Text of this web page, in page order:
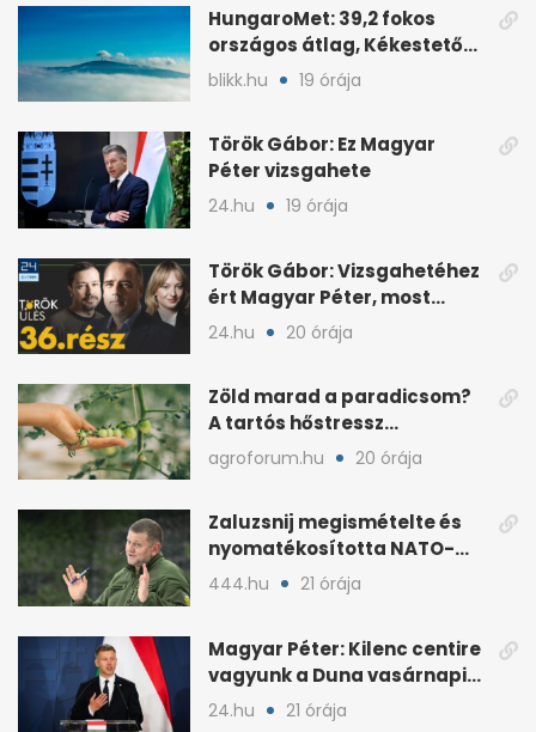
HungaroMet: 39,2 fokos
országos átlag, Kékestetőn
hajszál híján rekord
blikk.hu 19 órája
Török Gábor: Ez Magyar
Péter vizsgahete
24.hu 19 órája
Török Gábor: Vizsgahetéhez
ért Magyar Péter, most
minden róla szól
24.hu 20 órája
Zöld marad a paradicsom?
A tartós hőstressz
késleltetheti az érést
agroforum.hu 20 órája
Zaluzsnij megismételte és
nyomatékosította NATO-
kritikáját
444.hu 21 órája
Magyar Péter: Kilenc centire
vagyunk a Duna vasárnapi
mélypontjától
24.hu 21 órája